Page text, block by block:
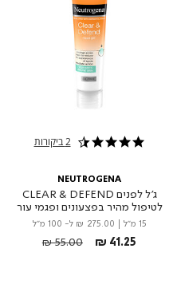
4.5 star rating 2 ביקורות
NEUTROGENA
ג'ל לפנים CLEAR & DEFEND
לטיפול מהיר בפצעונים ופגמי עור
15 מ"ל ₪ 275.00 ל- 100 מ"ל
₪ 41.25
Price reduced from
₪ 55.00to